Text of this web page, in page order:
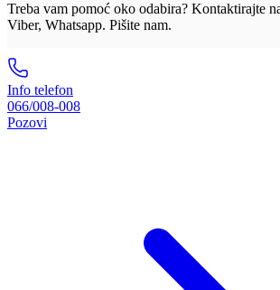
Treba vam pomoć oko odabira? Kontaktirajte
Viber, Whatsapp. Pišite nam.
Info telefon
066/008-008
Pozovi